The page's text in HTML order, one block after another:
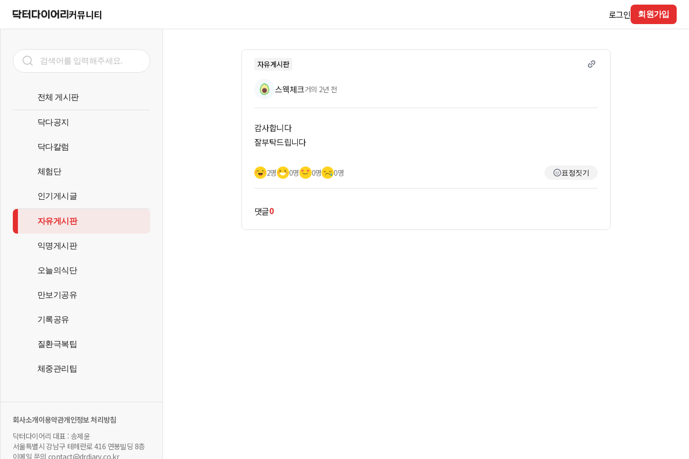
커뮤니티 로그인 회원가입
전체 게시판
닥다공지
닥다칼럼
체험단
인기게시글
자유게시판
익명게시판
오늘의식단
만보기공유
기록공유
질환극복팁
체중관리팁
회사소개이용약관개인정보 처리방침
닥터다이어리 대표 : 송제윤
서울특별시 강남구 테헤란로 416 연봉빌딩 8층
이메일 문의 contact@drdiary.co.kr
자유게시판
스웩체크거의 2년 전
감사합니다
잘부탁드립니다
2명 0명 0명 0명 표정짓기
댓글0